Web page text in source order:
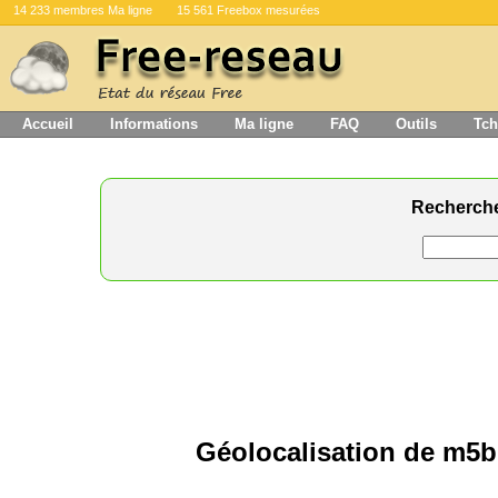
14 233 membres Ma ligne 15 561 Freebox mesurées
Accueil Informations Ma ligne FAQ Outils
Géolocalisation de